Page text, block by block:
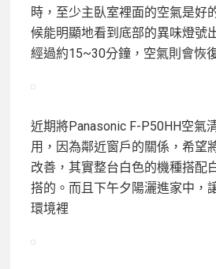
時，至少主臥室裡面的空氣是好
候能明顯地看到底部的異味燈號
經過約15~30分鐘，空氣則會恢
近期將Panasonic F-P50HH空氣
用，因為鄰近窗戶的關係，希望
改善，其實整台白色的機種搭配
搭的。而且下午夕陽灑進家中，
環境裡